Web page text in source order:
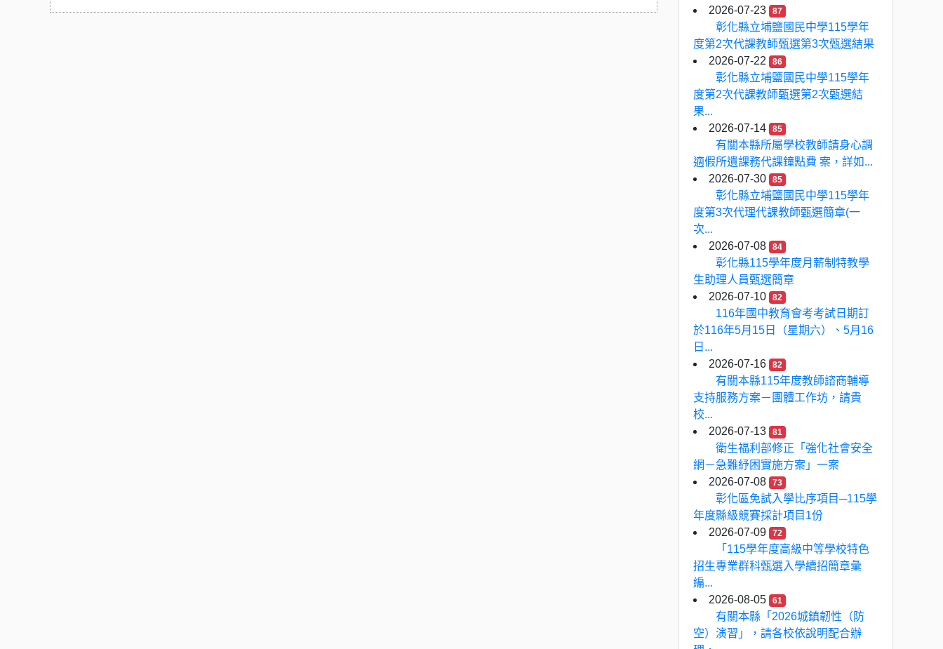
2026-07-23
87
彰化縣立埔鹽國民中學115學年
度第2次代課教師甄選第3次甄選結果
2026-07-22
86
彰化縣立埔鹽國民中學115學年
度第2次代課教師甄選第2次甄選結
果...
2026-07-14
85
有關本縣所屬學校教師請身心調
適假所遺課務代課鐘點費 案，詳如...
2026-07-30
85
彰化縣立埔鹽國民中學115學年
度第3次代理代課教師甄選簡章(一
次...
2026-07-08
84
彰化縣115學年度月薪制特教學
生助理人員甄選簡章
2026-07-10
82
116年國中教育會考考試日期訂
於116年5月15日（星期六）、5月16
日...
2026-07-16
82
有關本縣115年度教師諮商輔導
支持服務方案－團體工作坊，請貴
校...
2026-07-13
81
衛生福利部修正「強化社會安全
網－急難紓困實施方案」一案
2026-07-08
73
彰化區免試入學比序項目─115學
年度縣級競賽採計項目1份
2026-07-09
72
「115學年度高級中等學校特色
招生專業群科甄選入學續招簡章彙
編...
2026-08-05
61
有關本縣「2026城鎮韌性（防
空）演習」，請各校依說明配合辦